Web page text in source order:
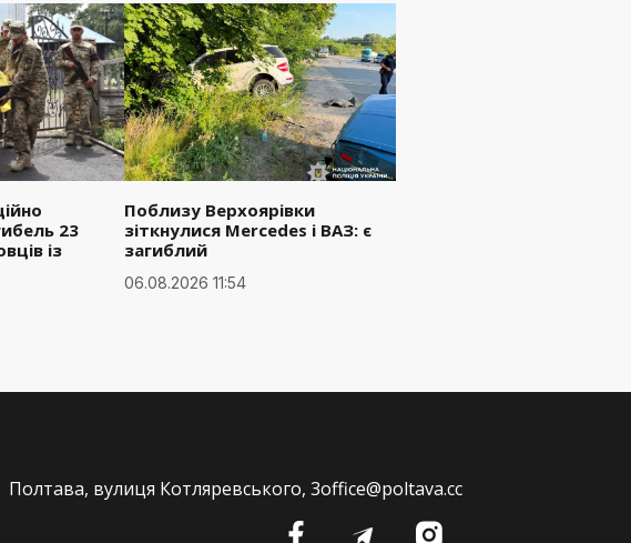
23
із
Поблизу Верхоярівки
зіткнулися Mercedes і ВАЗ: є
загиблий
06.08.2026 11:54
Полтава, вулиця Котляревського, 3office@poltava.cc